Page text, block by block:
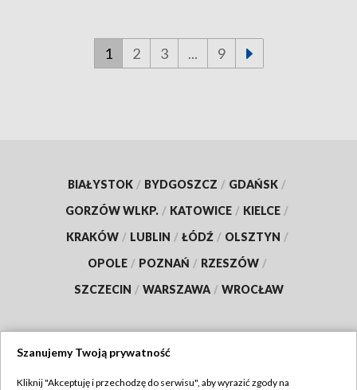
1 2 3 ... 9
BIAŁYSTOK / BYDGOSZCZ / GDAŃSK /
GORZÓW WLKP. / KATOWICE / KIELCE /
KRAKÓW / LUBLIN / ŁÓDŹ / OLSZTYN /
OPOLE / POZNAŃ / RZESZÓW /
SZCZECIN / WARSZAWA / WROCŁAW
Szanujemy Twoją prywatność
Kliknij "Akceptuję i przechodzę do serwisu", aby wyrazić zgody na